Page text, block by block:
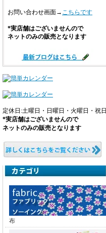
お問い合わせ画面→ こちらです
*実店舗はございませんので
ネットのみの販売となります
定休日:土曜日・日曜日・火曜日・祝日
*実店舗はございませんので
ネットのみの販売となります
布